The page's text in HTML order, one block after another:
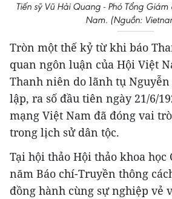
Tiến sỹ Vũ Hải Quang - Phó Tổng
Nam. (Nguồn:
Tròn một thế kỷ từ khi báo
quan ngôn luận của Hội Việt
Thanh niên do lãnh tụ Nguyễn
lập, ra số đầu tiên ngày 21/6/
mạng Việt Nam đã đóng vai
trong lịch sử dân tộc.
Tại hội thảo Hội thảo khoa học
năm Báo chí-Truyền thông
đồng hành cùng sự nghiệp vẻ